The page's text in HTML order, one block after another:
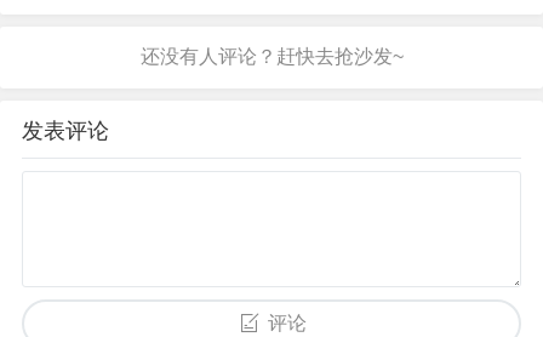
发表评论
评论